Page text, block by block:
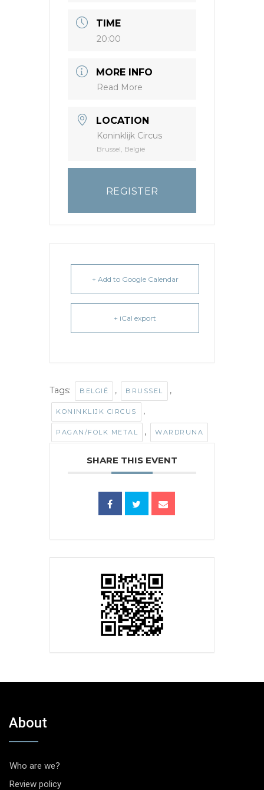
TIME
20:00
MORE INFO
Read More
LOCATION
Koninklijk Circus
Brussel, België
REGISTER
+ Add to Google Calendar
+ iCal export
Tags: BELGIË , BRUSSEL ,
KONINKLIJK CIRCUS ,
PAGAN/FOLK METAL , WARDRUNA
SHARE THIS EVENT
About
Who are we?
Review policy